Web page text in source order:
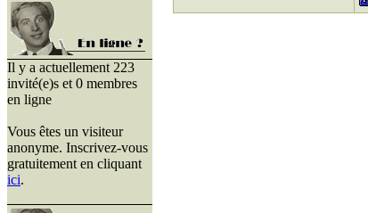
Il y a actuellement 223
invité(e)s et 0 membres
en ligne
Vous êtes un visiteur
anonyme. Inscrivez-vous
gratuitement en cliquant
ici.